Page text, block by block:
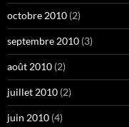
octobre 2010 (2)
septembre 2010 (3)
août 2010 (2)
juillet 2010 (2)
juin 2010 (4)